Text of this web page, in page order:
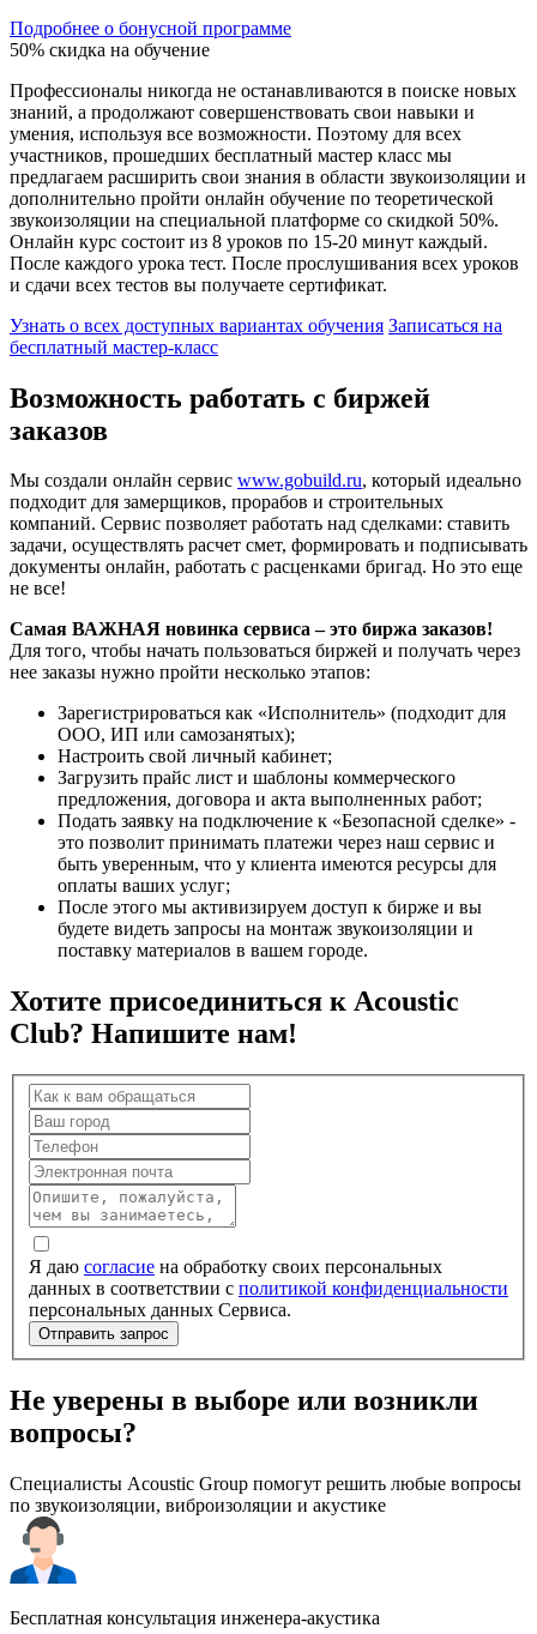
Подробнее о бонусной программе
50% скидка на обучение
Профессионалы никогда не останавливаются в поиске новых
знаний, а продолжают совершенствовать свои навыки и
умения, используя все возможности. Поэтому для всех
участников, прошедших бесплатный мастер класс мы
предлагаем расширить свои знания в области звукоизоляции и
дополнительно пройти онлайн обучение по теоретической
звукоизоляции на специальной платформе со скидкой 50%.
Онлайн курс состоит из 8 уроков по 15-20 минут каждый.
После каждого урока тест. После прослушивания всех уроков
и сдачи всех тестов вы получаете сертификат.
Узнать о всех доступных вариантах обучения Записаться на
бесплатный мастер-класс
Возможность работать с биржей
заказов
Мы создали онлайн сервис www.gobuild.ru, который идеально
подходит для замерщиков, прорабов и строительных
компаний. Сервис позволяет работать над сделками: ставить
задачи, осуществлять расчет смет, формировать и подписывать
документы онлайн, работать с расценками бригад. Но это еще
не все!
Самая ВАЖНАЯ новинка сервиса – это биржа заказов!
Для того, чтобы начать пользоваться биржей и получать через
нее заказы нужно пройти несколько этапов:
Зарегистрироваться как «Исполнитель» (подходит для
ООО, ИП или самозанятых);
Настроить свой личный кабинет;
Загрузить прайс лист и шаблоны коммерческого
предложения, договора и акта выполненных работ;
Подать заявку на подключение к «Безопасной сделке» -
это позволит принимать платежи через наш сервис и
быть уверенным, что у клиента имеются ресурсы для
оплаты ваших услуг;
После этого мы активизируем доступ к бирже и вы
будете видеть запросы на монтаж звукоизоляции и
поставку материалов в вашем городе.
Хотите присоединиться к Acoustic
Club? Напишите нам!
Я даю согласие на обработку своих персональных
данных в соответствии с политикой конфиденциальности
персональных данных Сервиса.
Не уверены в выборе или возникли
вопросы?
Специалисты Acoustic Group помогут решить любые вопросы
по звукоизоляции, виброизоляции и акустике
Бесплатная консультация инженера-акустика